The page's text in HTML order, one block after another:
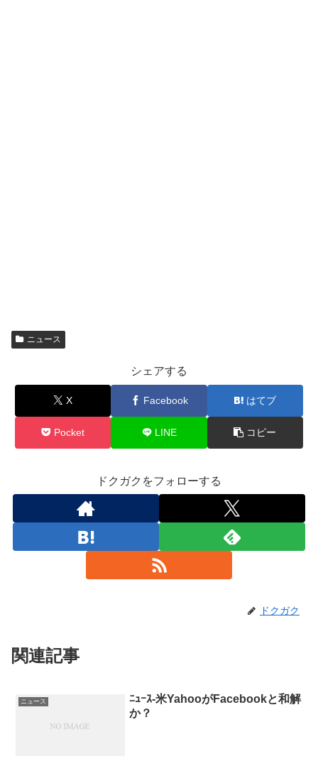
ニュース
シェアする
X Facebook はてブ
Pocket LINE コピー
ドクガクをフォローする
ドクガク
関連記事
ニュース
ﾆｭｰｽ-米YahooがFacebookと和解
か？